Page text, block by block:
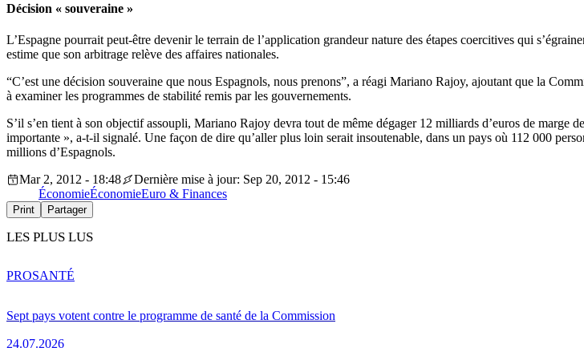
Décision « souveraine »
L’Espagne pourrait peut-être devenir le terrain de l’application grandeur nature des étapes coercitives qui
estime que son arbitrage relève des affaires nationales.
“C’est une décision souveraine que nous Espagnols, nous prenons”, a réagi Mariano Rajoy, ajoutant que la
à examiner les programmes de stabilité remis par les gouvernements.
S’il s’en tient à son objectif assoupli, Mariano Rajoy devra tout de même dégager 12 milliards d’euros de
importante », a-t-il signalé. Une façon de dire qu’aller plus loin serait insoutenable, dans un pays où 112 000
millions d’Espagnols.
Mar 2, 2012 - 18:48
Dernière mise à jour: Sep 20, 2012 - 15:46
ÉconomieÉconomieEuro & Finances
Print Partager
LES PLUS LUS
Sept pays votent contre le programme de santé de la Commission
24.07.2026
PROSANTÉ